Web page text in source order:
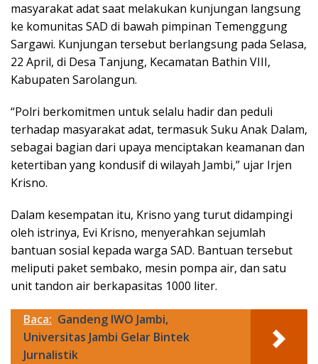
masyarakat adat saat melakukan kunjungan langsung
ke komunitas SAD di bawah pimpinan Temenggung
Sargawi. Kunjungan tersebut berlangsung pada Selasa,
22 April, di Desa Tanjung, Kecamatan Bathin VIII,
Kabupaten Sarolangun.
“Polri berkomitmen untuk selalu hadir dan peduli
terhadap masyarakat adat, termasuk Suku Anak Dalam,
sebagai bagian dari upaya menciptakan keamanan dan
ketertiban yang kondusif di wilayah Jambi,” ujar Irjen
Krisno.
Dalam kesempatan itu, Krisno yang turut didampingi
oleh istrinya, Evi Krisno, menyerahkan sejumlah
bantuan sosial kepada warga SAD. Bantuan tersebut
meliputi paket sembako, mesin pompa air, dan satu
unit tandon air berkapasitas 1000 liter.
Baca: Gandeng IWO Jambi,
Universitas Jambi Gelar Bintek
Jurnalistik